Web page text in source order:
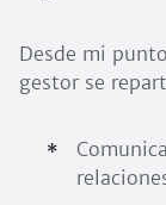
Desde mi
gestor se